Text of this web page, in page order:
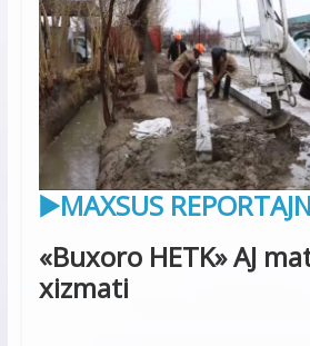
▶️MAXSUS
«Buxoro HETK» AJ
xizmati